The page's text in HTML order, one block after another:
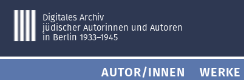
Digitales Archiv
jüdischer Autorinnen und Autoren
in Berlin 1933–1945
AUTOR/INNEN WERKE